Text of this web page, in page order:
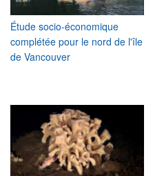
Étude socio-économique
complétée pour le nord de l'île
de Vancouver